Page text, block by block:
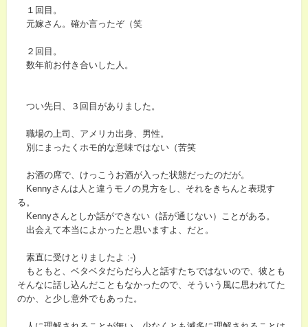
１回目。
元嫁さん。確か言ったぞ（笑
２回目。
数年前お付き合いした人。
つい先日、３回目がありました。
職場の上司、アメリカ出身、男性。
別にまったくホモ的な意味ではない（苦笑
お酒の席で、けっこうお酒が入った状態だったのだが。
Kennyさんは人と違うモノの見方をし、それをきちんと表現す
る。
Kennyさんとしか話ができない（話が通じない）ことがある。
出会えて本当によかったと思いますよ、だと。
素直に受けとりましたよ :-)
もともと、ベタベタだらだら人と話すたちではないので、彼とも
そんなに話し込んだこともなかったので、そういう風に思われてた
のか、と少し意外でもあった。